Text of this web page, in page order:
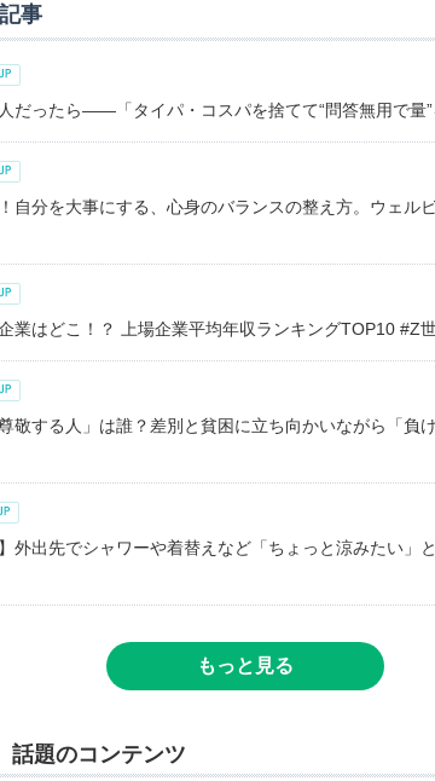
事
だったら――「タイパ・コスパを捨てて“問答無用で量”
自分を大事にする、心身のバランスの整え方。ウェル
業はどこ！？ 上場企業平均年収ランキングTOP10 #Z
敬する人」は誰？差別と貧困に立ち向かいながら「負
外出先でシャワーや着替えなど「ちょっと涼みたい」
もっと見る
話題のコンテンツ